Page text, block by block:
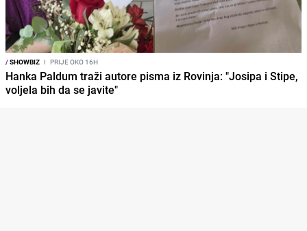
/SHOWBIZ I PRIJE OKO 16H
Hanka Paldum traži autore pisma iz Rovinja: "Josipa i Stipe,
voljela bih da se javite"